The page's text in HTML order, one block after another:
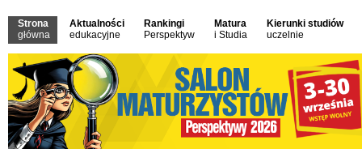
Strona
główna
Aktualności
edukacyjne
Rankingi
Perspektyw
Matura
i Studia
Kierunki studiów
uczelnie